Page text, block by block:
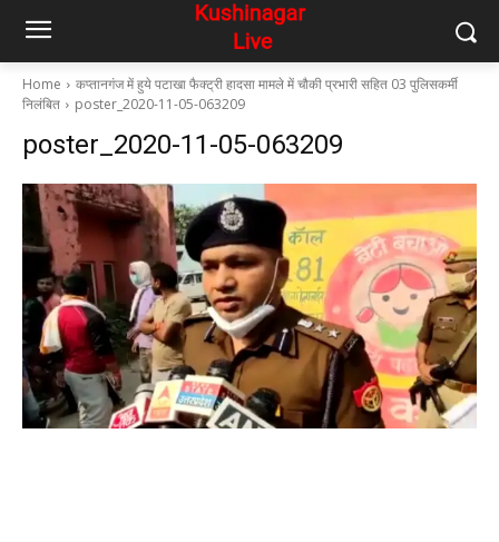
Home
कप्तानगंज में हुये पटाखा फैक्ट्री हादसा मामले में चौकी प्रभारी सहित 03 पुलिसकर्मी
निलंबित
poster_2020-11-05-063209
poster_2020-11-05-063209